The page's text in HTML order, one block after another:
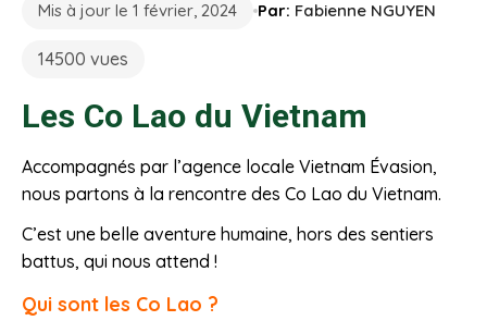
Mis à jour le 1 février, 2024 Par: Fabienne NGUYEN
14500 vues
Les Co Lao du Vietnam
Accompagnés par l’agence locale Vietnam Évasion,
nous partons à la rencontre des Co Lao du Vietnam.
C’est une belle aventure humaine, hors des sentiers
battus, qui nous attend !
Qui sont les Co Lao ?